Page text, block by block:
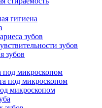
гигиена
зубов
зубов
зубов
под микроскопом
под микроскопом
микроскопом